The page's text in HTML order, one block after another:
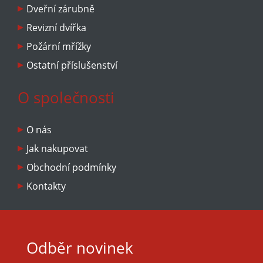
Dveřní zárubně
Revizní dvířka
Požární mřížky
Ostatní příslušenství
O společnosti
O nás
Jak nakupovat
Obchodní podmínky
Kontakty
Odběr novinek